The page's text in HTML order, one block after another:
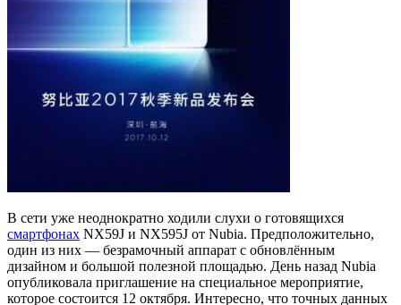
В сети уже неоднократно ходили слухи о готовящихся
смартфонах NX59J и NX595J от Nubia. Предположительно,
один из них — безрамочный аппарат с обновлённым
дизайном и большой полезной площадью. День назад Nubia
опубликовала приглашение на специальное мероприятие,
которое состоится 12 октября. Интересно, что точных данных